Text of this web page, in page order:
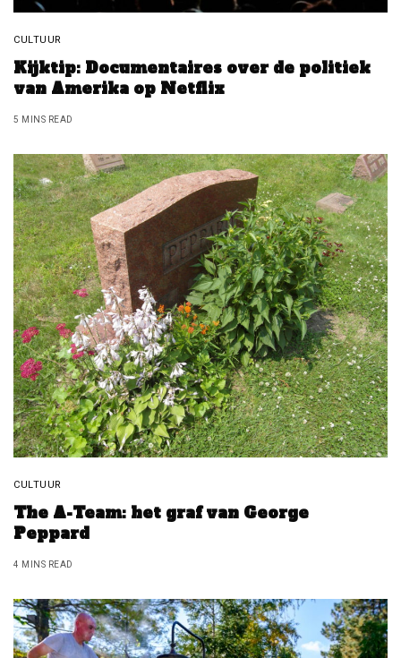
CULTUUR
Kijktip: Documentaires over de politiek
van Amerika op Netflix
5 MINS READ
CULTUUR
The A-Team: het graf van George
Peppard
4 MINS READ